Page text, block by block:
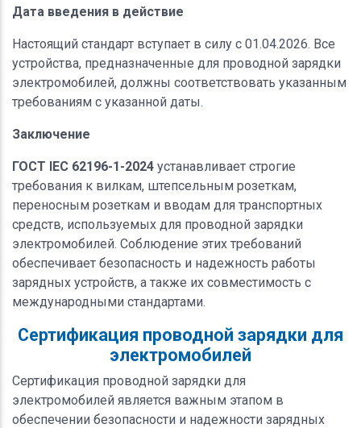
Дата введения в действие
Настоящий стандарт вступает в силу с 01.04.2026. Все
устройства, предназначенные для проводной зарядки
электромобилей, должны соответствовать указанным
требованиям с указанной даты.
Заключение
ГОСТ IEC 62196-1-2024 устанавливает строгие
требования к вилкам, штепсельным розеткам,
переносным розеткам и вводам для транспортных
средств, используемых для проводной зарядки
электромобилей. Соблюдение этих требований
обеспечивает безопасность и надежность работы
зарядных устройств, а также их совместимость с
международными стандартами.
Сертификация проводной зарядки для
электромобилей
Сертификация проводной зарядки для
электромобилей является важным этапом в
обеспечении безопасности и надежности зарядных